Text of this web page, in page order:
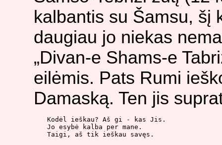
kalbantis su Šamsu, šį
daugiau jo niekas
„Divan-e Shams-e
eilėmis. Pats Rumi
Damaską. Ten jis
Kodėl ieškau? Aš gi - kas Jis.
Jo esybė kalba per mane.
Taigi, aš tik ieškau savęs.